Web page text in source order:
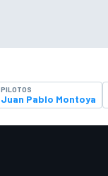
PILOTOS
Juan Pablo Montoya